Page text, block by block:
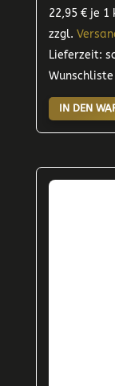
22,95 €je 1
zzgl.
Lieferzeit:
Wunschliste
IN DEN